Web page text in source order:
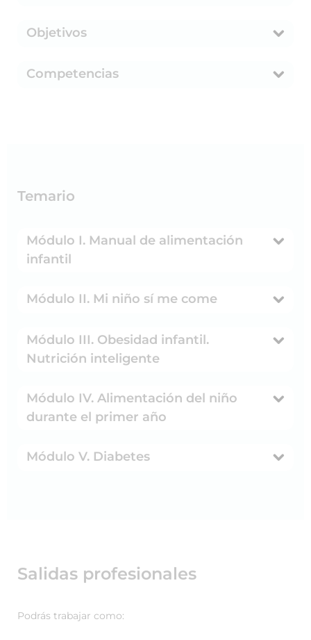
Objetivos
Competencias
Temario
Módulo I. Manual de alimentación
infantil
Módulo II. Mi niño sí me come
Módulo III. Obesidad infantil.
Nutrición inteligente
Módulo IV. Alimentación del niño
durante el primer año
Módulo V. Diabetes
Salidas profesionales
Podrás trabajar como: